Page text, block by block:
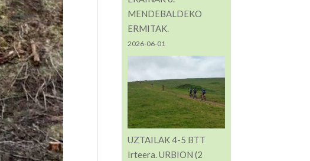
MENDEBALDEKO
ERMITAK.
2026-06-01
UZTAILAK 4-5 BTT
Irteera. URBION (2